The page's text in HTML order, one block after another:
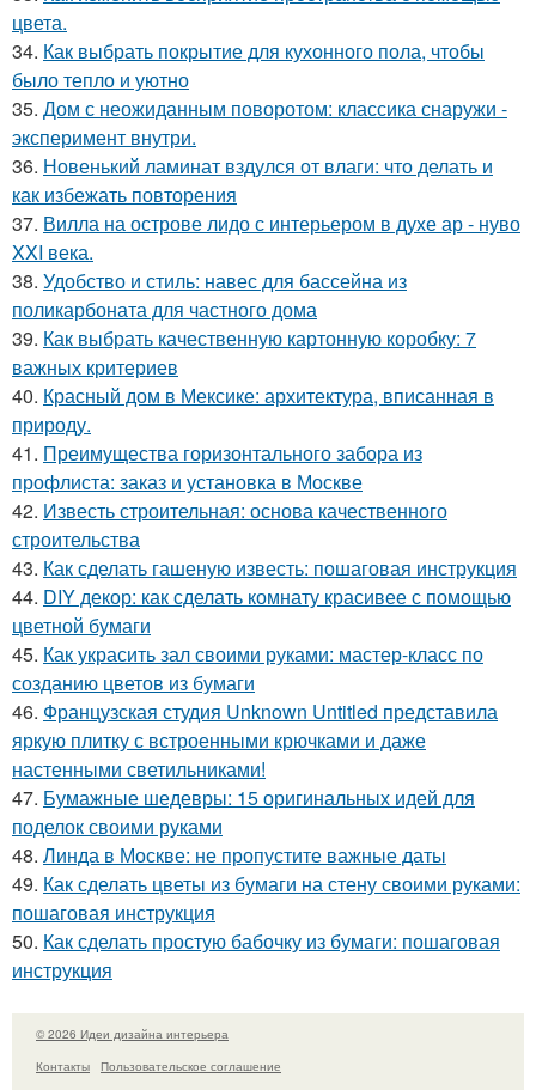
цвета.
34. Как выбрать покрытие для кухонного пола, чтобы
было тепло и уютно
35. Дом с неожиданным поворотом: классика снаружи -
эксперимент внутри.
36. Новенький ламинат вздулся от влаги: что делать и
как избежать повторения
37. Вилла на острове лидо с интерьером в духе ар - нуво
XXI века.
38. Удобство и стиль: навес для бассейна из
поликарбоната для частного дома
39. Как выбрать качественную картонную коробку: 7
важных критериев
40. Красный дом в Мексике: архитектура, вписанная в
природу.
41. Преимущества горизонтального забора из
профлиста: заказ и установка в Москве
42. Известь строительная: основа качественного
строительства
43. Как сделать гашеную известь: пошаговая инструкция
44. DIY декор: как сделать комнату красивее с помощью
цветной бумаги
45. Как украсить зал своими руками: мастер-класс по
созданию цветов из бумаги
46. Французская студия Unknown Untitled представила
яркую плитку с встроенными крючками и даже
настенными светильниками!
47. Бумажные шедевры: 15 оригинальных идей для
поделок своими руками
48. Линда в Москве: не пропустите важные даты
49. Как сделать цветы из бумаги на стену своими руками:
пошаговая инструкция
50. Как сделать простую бабочку из бумаги: пошаговая
инструкция
© 2026 Идеи дизайна интерьера
Контакты
Пользовательское соглашение